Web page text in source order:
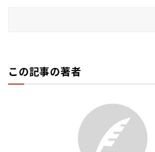
この記事の著者